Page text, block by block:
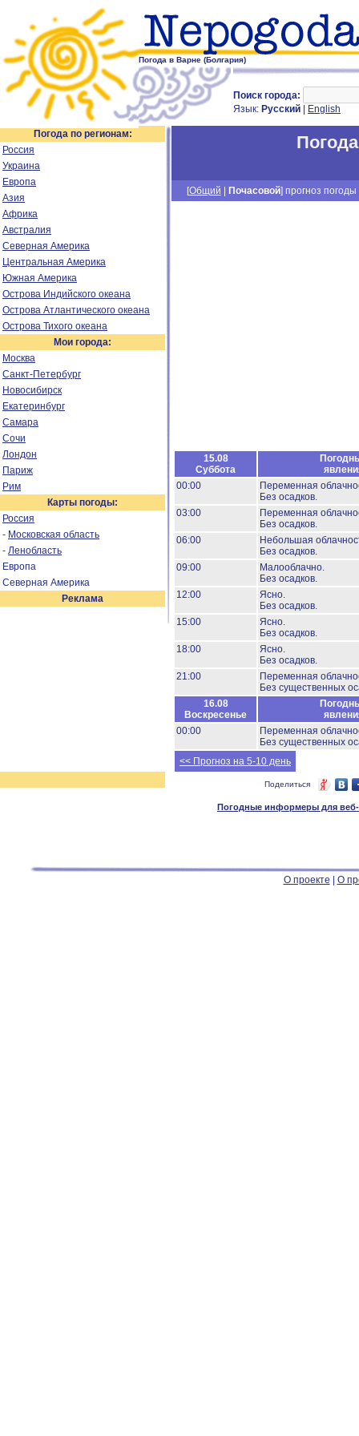
Погода в Варне (Болгария)
Поиск города:
Язык: Русский English
Погода по регионам:
Россия
Украина
Европа
Азия
Африка
Австралия
Северная Америка
Центральная Америка
Южная Америка
Острова Индийского океана
Острова Атлантического океана
Острова Тихого океана
Мои города:
Москва
Санкт-Петербург
Новосибирск
Екатеринбург
Самара
Сочи
Лондон
Париж
Рим
Карты погоды:
Россия
- Московская область
- Ленобласть
Европа
Северная Америка
Реклама
[Общий Почасовой] прогноз погоды
15.08
Суббота
00:00
Переменная
Без осадков.
03:00
Переменная
Без осадков.
06:00
Небольшая
Без осадков.
09:00
Малооблачно.
Без осадков.
12:00
Ясно.
Без осадков.
15:00
Ясно.
Без осадков.
18:00
Ясно.
Без осадков.
21:00
Переменная
Без существенных
16.08
Воскресенье
00:00
Переменная
Без существенных
<< Прогноз на 5-10 день
Поделиться
Погодные информеры для веб-
О проекте О